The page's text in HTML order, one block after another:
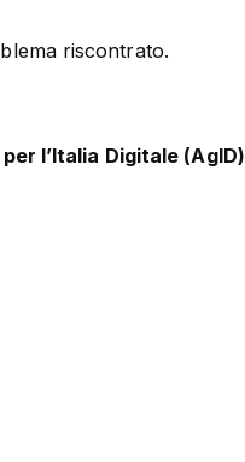
riscontrato.
l’Italia Digitale (AgID)